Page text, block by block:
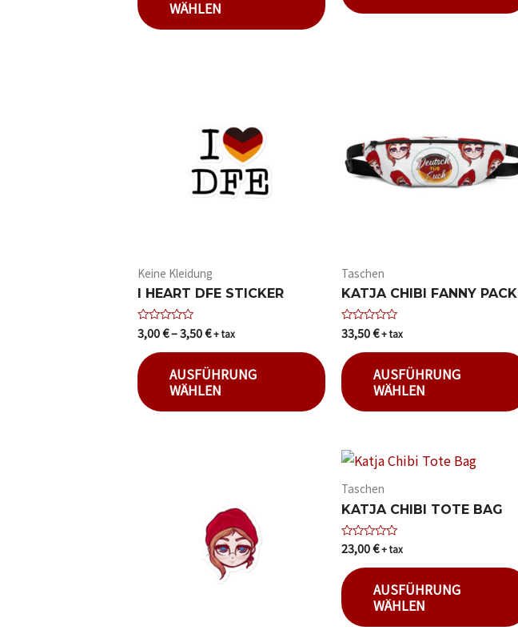
WÄHLEN
Keine Kleidung
I HEART DFE STICKER
Bewertet
mit
von
5
3,00€–3,50€+ tax
AUSFÜHRUNG
WÄHLEN
Taschen
KATJA CHIBI FANNY PACK
Bewertet
mit
von
5
33,50€+ tax
AUSFÜHRUNG
WÄHLEN
Taschen
KATJA CHIBI TOTE BAG
Bewertet
mit
von
5
23,00€+ tax
AUSFÜHRUNG
WÄHLEN